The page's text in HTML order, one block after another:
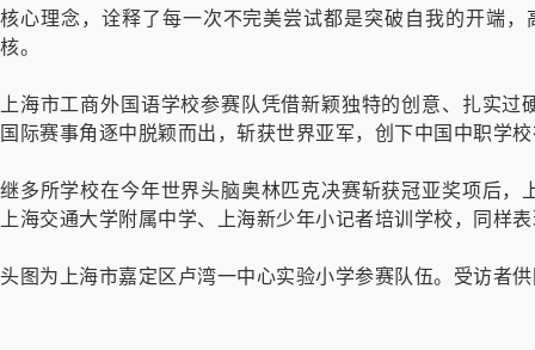
核心理念，诠释了每一次不完美尝试都是突破自我的开端
核。
上海市工商外国语学校参赛队凭借新颖独特的创意、扎实
国际赛事角逐中脱颖而出，斩获世界亚军，创下中国中职学
继多所学校在今年世界头脑奥林匹克决赛斩获冠亚奖项后
上海交通大学附属中学、上海新少年小记者培训学校，同样
头图为上海市嘉定区卢湾一中心实验小学参赛队伍。受访者